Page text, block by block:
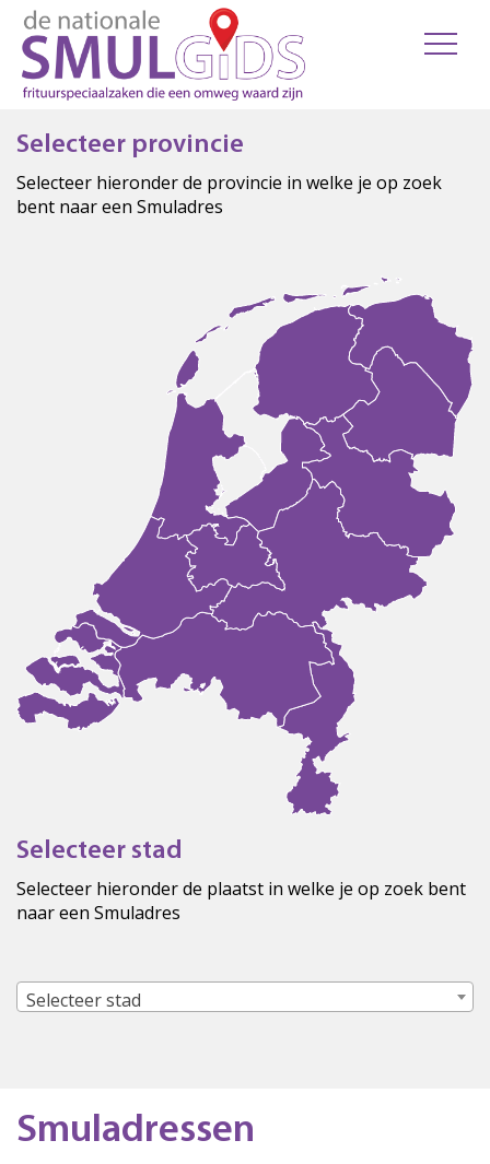
Selecteer provincie
Selecteer hieronder de provincie in welke je op zoek
bent naar een Smuladres
Selecteer stad
Selecteer hieronder de plaatst in welke je op zoek bent
naar een Smuladres
Selecteer stad
Smuladressen